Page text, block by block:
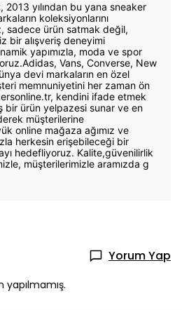
yılından bu yana sneaker
koleksiyonlarını
sadece ürün satmak değil,
bir alışveriş deneyimi
yapımızla, moda ve spor
Vans, Converse, New
devi markaların en özel
memnuniyetini her zaman ön
kendini ifade etmek
bir ürün yelpazesi sunar ve en
müşterilerine
online mağaza ağımız ve
herkesin erişebileceği bir
hedefliyoruz. Kalite,güvenilirlik
müşterilerimizle aramızda g
Yorum Yap